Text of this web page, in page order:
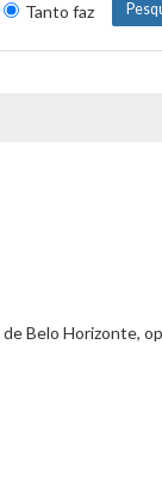
Tanto faz
Belo Horizonte,